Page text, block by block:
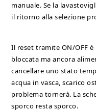
manuale. Se la
il ritorno alla selezione
Il reset tramite ON/OFF
bloccata ma ancora
cancellare uno stato
acqua in vasca, scarico
problema tornerà. La
sporco resta sporco.